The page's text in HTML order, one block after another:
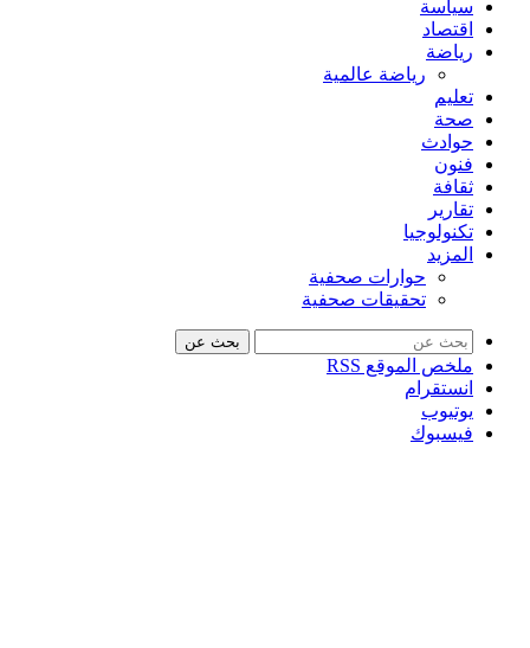
سياسة
اقتصاد
رياضة
رياضة عالمية
تعليم
صحة
حوادث
فنون
ثقافة
تقارير
تكنولوجيا
المزيد
حوارات صحفية
تحقيقات صحفية
بحث عن
ملخص الموقع RSS
انستقرام
يوتيوب
فيسبوك